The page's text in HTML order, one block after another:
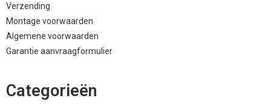
Verzending
Montage voorwaarden
Algemene voorwaarden
Garantie aanvraagformulier
Categorieën